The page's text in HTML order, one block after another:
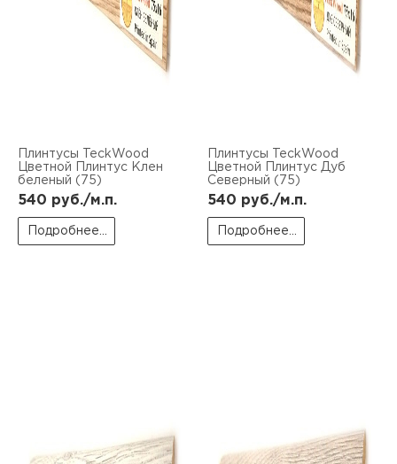
Плинтусы TeckWood
Цветной Плинтус Клен
беленый (75)
540 руб./м.п.
Подробнее...
Плинтусы TeckWood
Цветной Плинтус Дуб
Северный (75)
540 руб./м.п.
Подробнее...